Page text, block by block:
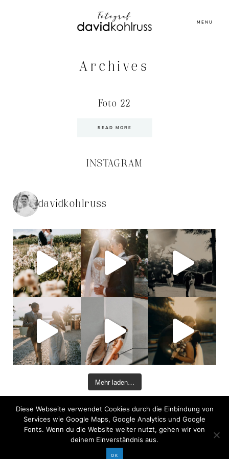
MENU
Archives
Foto 22
READ MORE
INSTAGRAM
davidkohlruss
Mehr laden…
©2026 COPYRIGHT DAVID KOHLRUSS
Diese Webseite verwendet Cookies durch die Einbindung von
Services wie Google Maps, Google Analytics und Google
Fonts. Wenn du die Website weiter nutzt, gehen wir von
deinem Einverständnis aus.
OK